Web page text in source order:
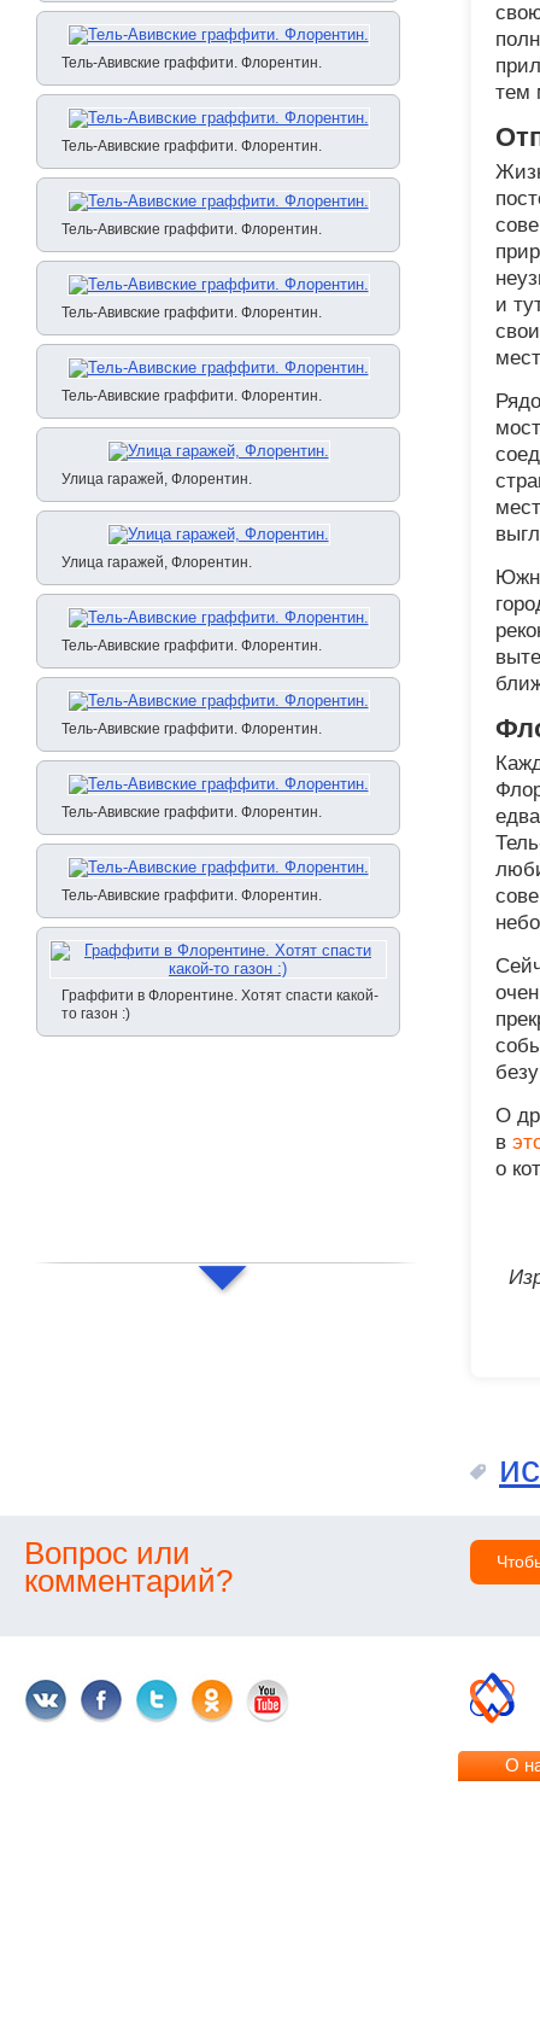
Тель-Авивские граффити. Флорентин.
Тель-Авивские граффити. Флорентин.
Тель-Авивские граффити. Флорентин.
Тель-Авивские граффити. Флорентин.
Тель-Авивские граффити. Флорентин.
Улица гаражей, Флорентин.
Улица гаражей, Флорентин.
Тель-Авивские граффити. Флорентин.
Тель-Авивские граффити. Флорентин.
Тель-Авивские граффити. Флорентин.
Тель-Авивские граффити. Флорентин.
Граффити в Флорентине. Хотят спасти какой-
то газон :)
тем
и
О
в
о
Вопрос или
комментарий?
О